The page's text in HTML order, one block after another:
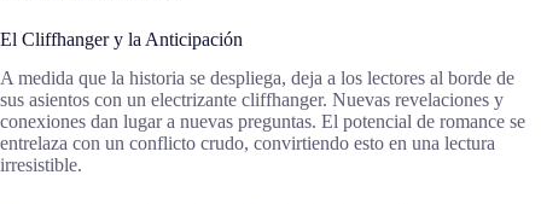
El Cliffhanger y la Anticipación
A medida que la historia se despliega, deja a los lectores al borde de
sus asientos con un electrizante cliffhanger. Nuevas revelaciones y
conexiones dan lugar a nuevas preguntas. El potencial de romance se
entrelaza con un conflicto crudo, convirtiendo esto en una lectura
irresistible.